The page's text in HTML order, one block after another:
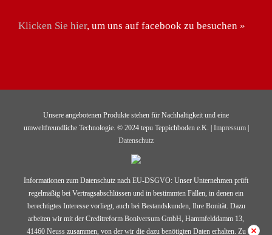
Klicken Sie hier, um uns auf facebook zu besuchen »
Unsere angebotenen Produkte stehen für Nachhaltigkeit und eine
umweltfreundliche Technologie. © 2024 tepu Teppichboden e.K. | Impressum|
Datenschutz
Informationen zum Datenschutz nach EU-DSGVO: Unser Unternehmen prüft
regelmäßig bei Vertragsabschlüssen und in bestimmten Fällen, in denen ein
berechtigtes Interesse vorliegt, auch bei Bestandskunden, Ihre Bonität. Dazu
arbeiten wir mit der Creditreform Boniversum GmbH, Hammfelddamm 13,
41460 Neuss zusammen, von der wir die dazu benötigten Daten erhalten. Zu